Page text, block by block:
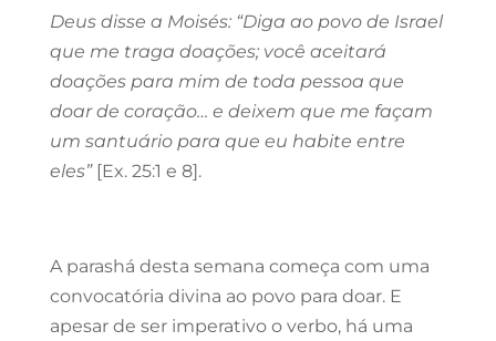
Deus disse a Moisés: “Diga ao povo de Israel
que me traga doações; você aceitará
doações para mim de toda pessoa que
doar de coração… e deixem que me façam
um santuário para que eu habite entre
eles”[Ex. 25:1 e 8].
A parashá desta semana começa com uma
convocatória divina ao povo para doar. E
apesar de ser imperativo o verbo, há uma